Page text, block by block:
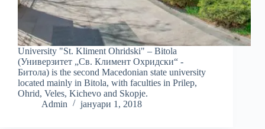
University "St. Kliment Ohridski" – Bitola
(Универзитет „Св. Климент Охридски“ -
Битола) is the second Macedonian state university
located mainly in Bitola, with faculties in Prilep,
Ohrid, Veles, Kichevo and Skopje.
Admin
јануари 1, 2018